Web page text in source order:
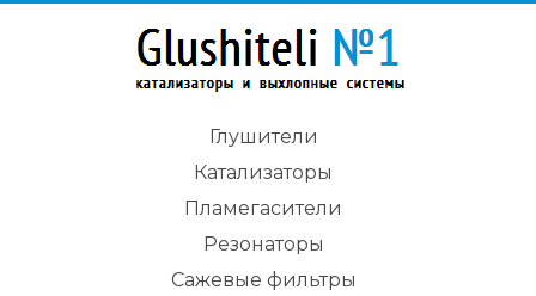
Глушители
Катализаторы
Пламегасители
Резонаторы
Сажевые фильтры